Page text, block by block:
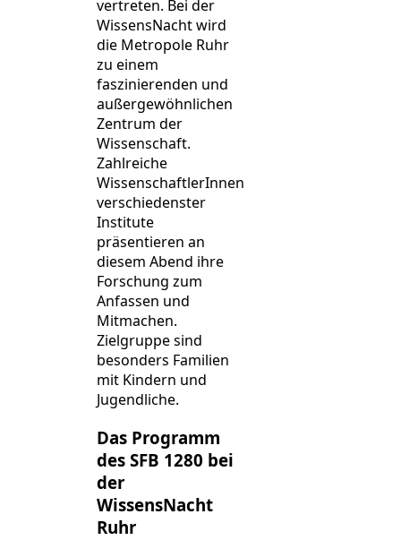
vertreten. Bei der
WissensNacht wird
die Metropole Ruhr
zu einem
faszinierenden und
außergewöhnlichen
Zentrum der
Wissenschaft.
Zahlreiche
WissenschaftlerInnen
verschiedenster
Institute
präsentieren an
diesem Abend ihre
Forschung zum
Anfassen und
Mitmachen.
Zielgruppe sind
besonders Familien
mit Kindern und
Jugendliche.
Das Programm
des SFB 1280 bei
der
WissensNacht
Ruhr